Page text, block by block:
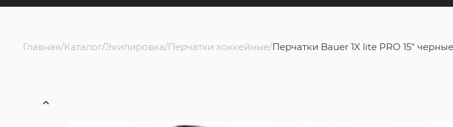
Главная Каталог Экипировка Перчатки хоккейные Перчатки Bauer 1X lite PRO 15"